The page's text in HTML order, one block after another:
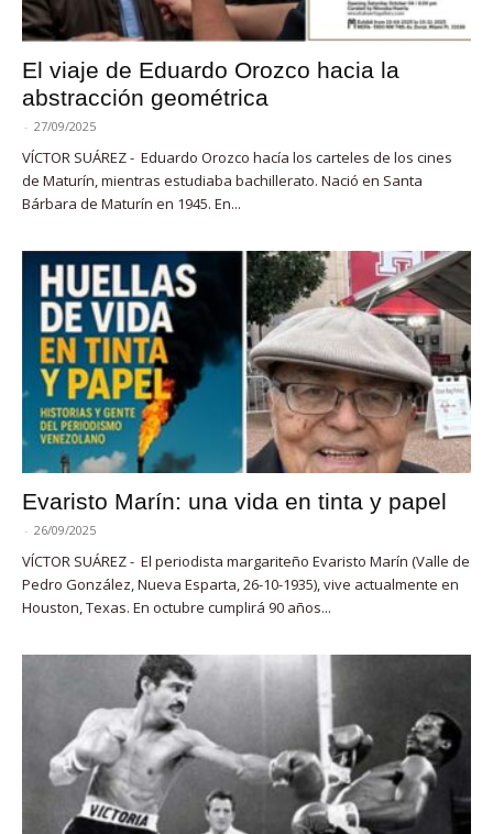
El viaje de Eduardo Orozco hacia la
abstracción geométrica
- 27/09/2025
VÍCTOR SUÁREZ - Eduardo Orozco hacía los carteles de los cines
de Maturín, mientras estudiaba bachillerato. Nació en Santa
Bárbara de Maturín en 1945. En...
Evaristo Marín: una vida en tinta y papel
- 26/09/2025
VÍCTOR SUÁREZ - El periodista margariteño Evaristo Marín (Valle de
Pedro González, Nueva Esparta, 26-10-1935), vive actualmente en
Houston, Texas. En octubre cumplirá 90 años...